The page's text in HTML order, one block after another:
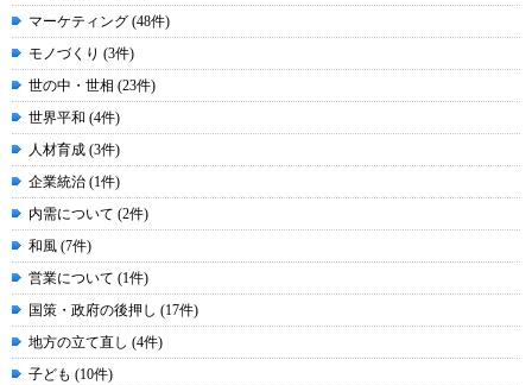
マーケティング (48件)
モノづくり (3件)
世の中・世相 (23件)
世界平和 (4件)
人材育成 (3件)
企業統治 (1件)
内需について (2件)
和風 (7件)
営業について (1件)
国策・政府の後押し (17件)
地方の立て直し (4件)
子ども (10件)